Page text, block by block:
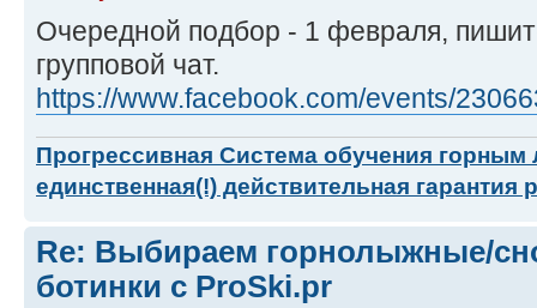
Очередной подбор - 1 февраля,
групповой чат.
https://www.facebook.com/events/
Прогрессивная Система обучения
единственная(!) действительная гарантия
Re: Выбираем горнолыжные/
ботинки с ProSki.pr